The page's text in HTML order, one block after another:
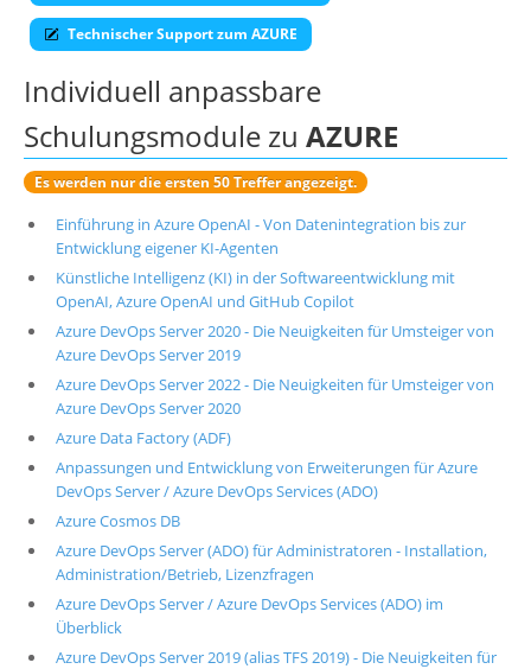
Technischer Support zum AZURE
Individuell anpassbare
Schulungsmodule zu AZURE
Es werden nur die ersten 50 Treffer angezeigt.
Einführung in Azure OpenAI - Von Datenintegration bis zur
Entwicklung eigener KI-Agenten
Künstliche Intelligenz (KI) in der Softwareentwicklung mit
OpenAI, Azure OpenAI und GitHub Copilot
Azure DevOps Server 2020 - Die Neuigkeiten für Umsteiger von
Azure DevOps Server 2019
Azure DevOps Server 2022 - Die Neuigkeiten für Umsteiger von
Azure DevOps Server 2020
Azure Data Factory (ADF)
Anpassungen und Entwicklung von Erweiterungen für Azure
DevOps Server / Azure DevOps Services (ADO)
Azure Cosmos DB
Azure DevOps Server (ADO) für Administratoren - Installation,
Administration/Betrieb, Lizenzfragen
Azure DevOps Server / Azure DevOps Services (ADO) im
Überblick
Azure DevOps Server 2019 (alias TFS 2019) - Die Neuigkeiten für